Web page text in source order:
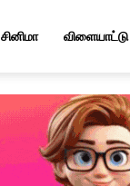
சினிமா விளையாட்டு